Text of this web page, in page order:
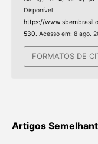
https://
530. Acesso em: 8 ago.
FORMATOS DE
Artigos